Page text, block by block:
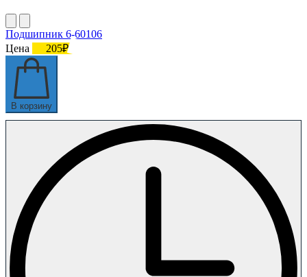
Подшипник 6-60106
Цена
205₽
В корзину